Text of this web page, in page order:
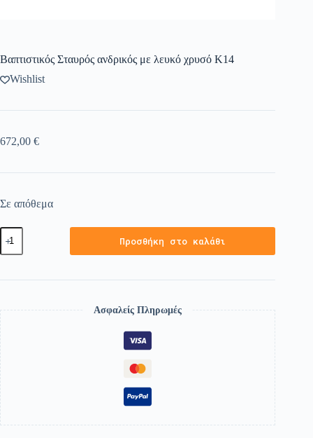
Βαπτιστικός Σταυρός ανδρικός με λευκό χρυσό K14
Wishlist
672,00 €
Σε απόθεμα
Προσθήκη στο καλάθι
Ασφαλείς Πληρωμές